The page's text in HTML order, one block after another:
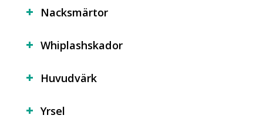
Nacksmärtor
Whiplashskador
Huvudvärk
Yrsel